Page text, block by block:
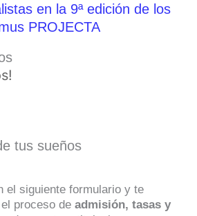
en la 9ª edición de los
PROJECTA
tus sueños
el siguiente formulario y te
proceso de admisión, tasas y